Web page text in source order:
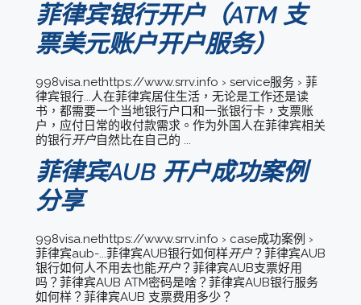
菲律宾银行开户（ATM 支
票美元账户开户服务）
998visa.nethttps://www.srrv.info › service服务 › 菲
律宾银行...人在菲律宾居住生活，无论是工作还是读
书，都需要一个当地银行户口和一张银行卡，支票账
户，应付日常的收付款需求。作为外国人在菲律宾相关
的银行开户自然比在自己的 ...
菲律宾AUB 开户成功案例
分享
998visa.nethttps://www.srrv.info › case成功案例 ›
菲律宾aub-...菲律宾AUB银行如何样开户？菲律宾AUB
银行如何人不用去也能开户？菲律宾AUB支票好用
吗？菲律宾AUB ATM密码是啥？菲律宾AUB银行服务
如何样？菲律宾AUB 支票费用多少？